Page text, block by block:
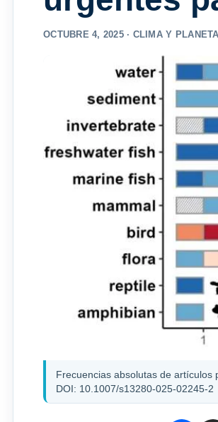
OCTUBRE 4, 2025 · CLIMA Y PLANETA
Frecuencias absolutas de artículos
DOI: 10.1007/s13280-025-02245-2